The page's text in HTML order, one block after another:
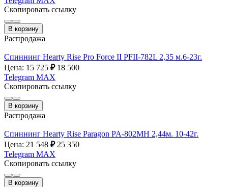
Скопировать ссылку
В корзину
Распродажа
Спиннинг Hearty Rise Pro Force II PFII-782L 2,35 м.6-23г.
Цена: 15 725 ₽ 18 500
Telegram MAX
Скопировать ссылку
В корзину
Распродажа
Спиннинг Hearty Rise Paragon PA-802MH 2,44м. 10-42г.
Цена: 21 548 ₽ 25 350
Telegram MAX
Скопировать ссылку
В корзину